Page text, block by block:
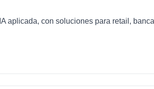
aplicada, con soluciones para retail, banca